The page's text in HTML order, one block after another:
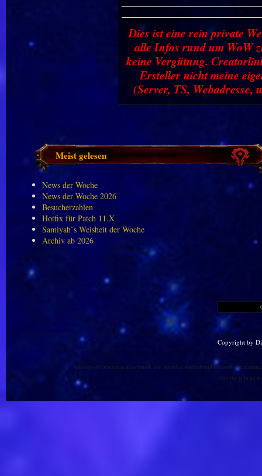
Dies ist eine rein private
alle Infos rund um WoW
keine Vergütung.
Ersteller nicht meine
(Server, TS, Webadresse,
Meist gelesen
News der Woche
News der Woche 2026
Besucherzahlen
Hotfix für Patch 11.X
Samiyah`s Weisheit der Woche
Archiv ab 2026
Copyright by
Warlords of Draenor is a trademark, and World of Warcraft and Blizzard
This site is in no